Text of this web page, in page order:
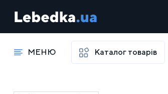
МЕНЮ Каталог товарів